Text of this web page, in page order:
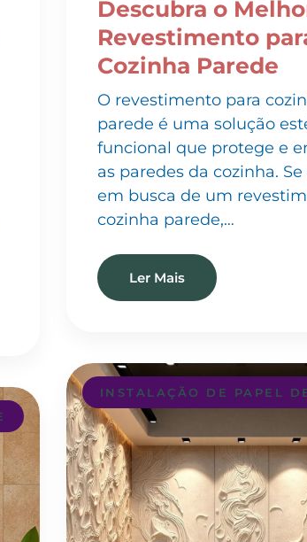
Revestimento
Cozinha Parede
O revestimento para
parede é uma solução
funcional que protege e
as paredes da cozinha. Se
em busca de um
cozinha parede,…
Ler Mais
INSTALAÇÃO DE PAPEL